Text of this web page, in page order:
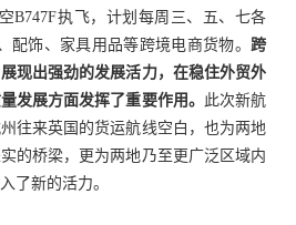
B747F执飞，计划每周三、五、七各
配饰、家具用品等跨境电商货物。跨
现出强劲的发展活力，在稳住外贸外
发展方面发挥了重要作用。 此次新航
往来英国的货运航线空白，也为两地
的桥梁，更为两地乃至更广泛区域内
了新的活力。